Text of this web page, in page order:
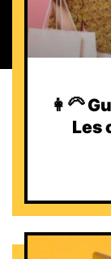
👩‍🦳
Les